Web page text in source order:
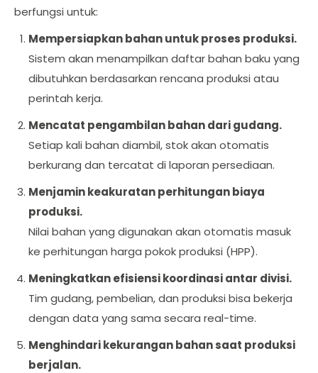
berfungsi untuk:
Mempersiapkan bahan untuk proses produksi.
Sistem akan menampilkan daftar bahan baku yang
dibutuhkan berdasarkan rencana produksi atau
perintah kerja.
Mencatat pengambilan bahan dari gudang.
Setiap kali bahan diambil, stok akan otomatis
berkurang dan tercatat di laporan persediaan.
Menjamin keakuratan perhitungan biaya
produksi.
Nilai bahan yang digunakan akan otomatis masuk
ke perhitungan harga pokok produksi (HPP).
Meningkatkan efisiensi koordinasi antar divisi.
Tim gudang, pembelian, dan produksi bisa bekerja
dengan data yang sama secara real-time.
Menghindari kekurangan bahan saat produksi
berjalan.